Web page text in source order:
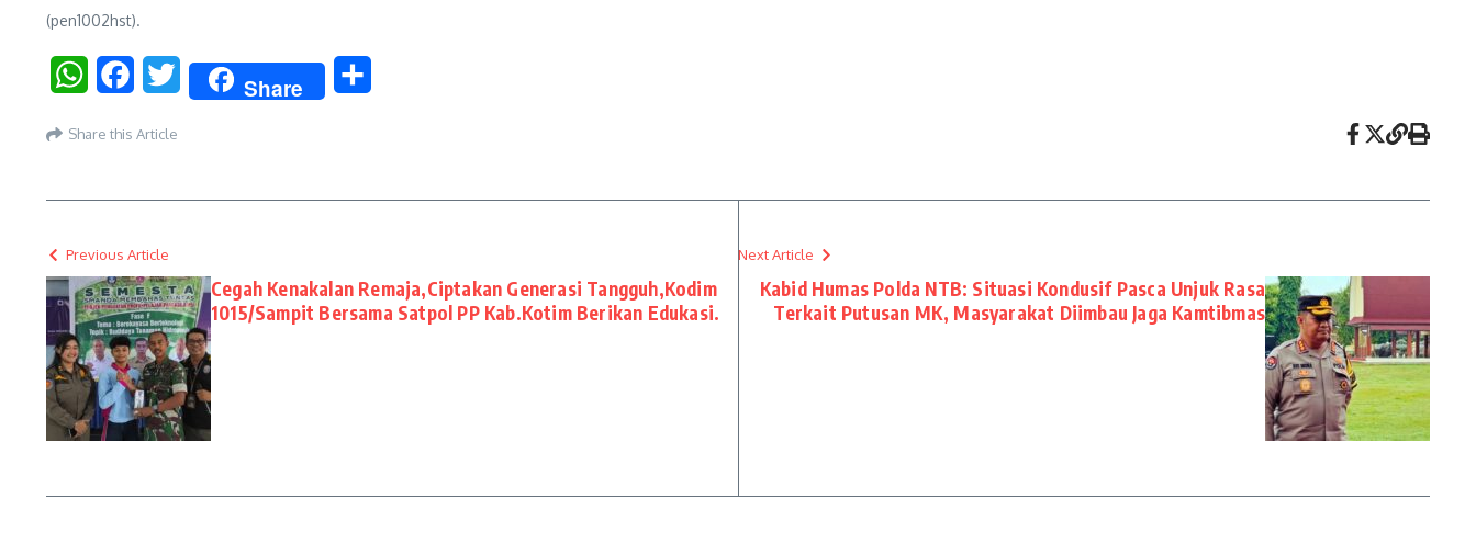
(pen1002hst).
WhatsAppFacebookTwitter Share
Share this Article
Previous Article
Cegah Kenakalan Remaja,Ciptakan Generasi Tangguh,Kodim
1015/Sampit Bersama Satpol PP Kab.Kotim Berikan Edukasi.
Next Article
Kabid Humas Polda NTB: Situasi Kondusif Pasca Unjuk Rasa
Terkait Putusan MK, Masyarakat Diimbau Jaga Kamtibmas